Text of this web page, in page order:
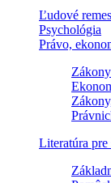
Ľudové
Psychológia
Právo,
Literatúra